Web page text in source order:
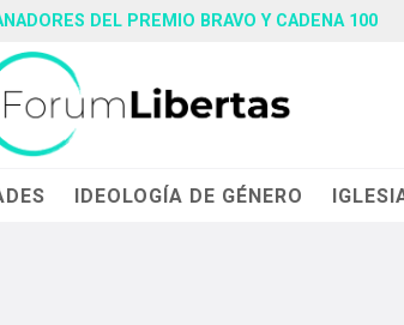
DEL PREMIO BRAVO Y CADENA 100
IDEOLOGÍA DE GÉNERO